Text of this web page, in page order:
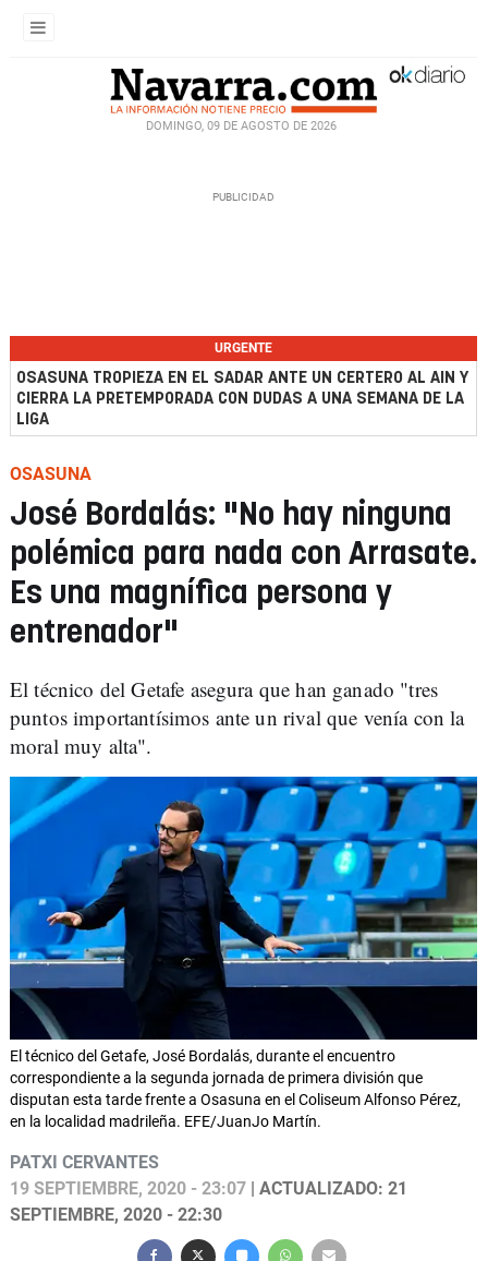
DOMINGO, 09 DE AGOSTO DE 2026
URGENTE
OSASUNA TROPIEZA EN EL SADAR ANTE UN CERTERO AL AIN Y
CIERRA LA PRETEMPORADA CON DUDAS A UNA SEMANA DE LA
LIGA
OSASUNA
José Bordalás: "No hay ninguna
polémica para nada con Arrasate.
Es una magnífica persona y
entrenador"
El técnico del Getafe asegura que han ganado "tres
puntos importantísimos ante un rival que venía con la
moral muy alta".
El técnico del Getafe, José Bordalás, durante el encuentro
correspondiente a la segunda jornada de primera división que
disputan esta tarde frente a Osasuna en el Coliseum Alfonso Pérez,
en la localidad madrileña. EFE/JuanJo Martín.
PATXI CERVANTES
19 SEPTIEMBRE, 2020 - 23:07 | ACTUALIZADO: 21
SEPTIEMBRE, 2020 - 22:30